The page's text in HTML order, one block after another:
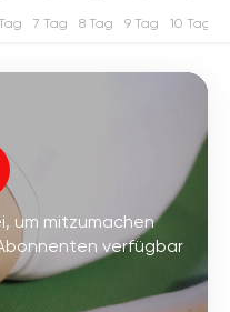
7 Tag 8 Tag 9 Tag 10 Tag
um mitzumachen
verfügbar